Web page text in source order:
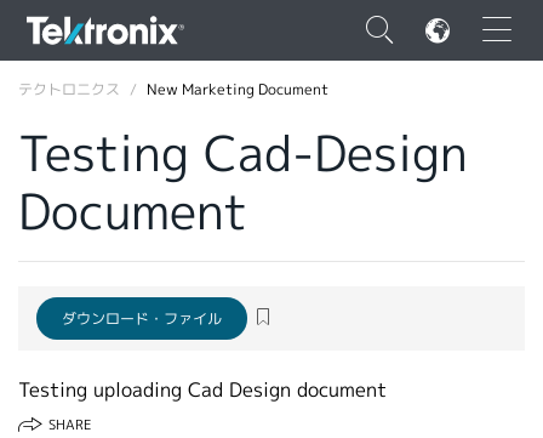
×
ENGLISH
DEUTSCH
VIỆT NAM
简体中文
テクトロニクス New Marketing Document
Testing Cad-Design
Document
ダウンロード・ファイル
Testing uploading Cad Design document
SHARE